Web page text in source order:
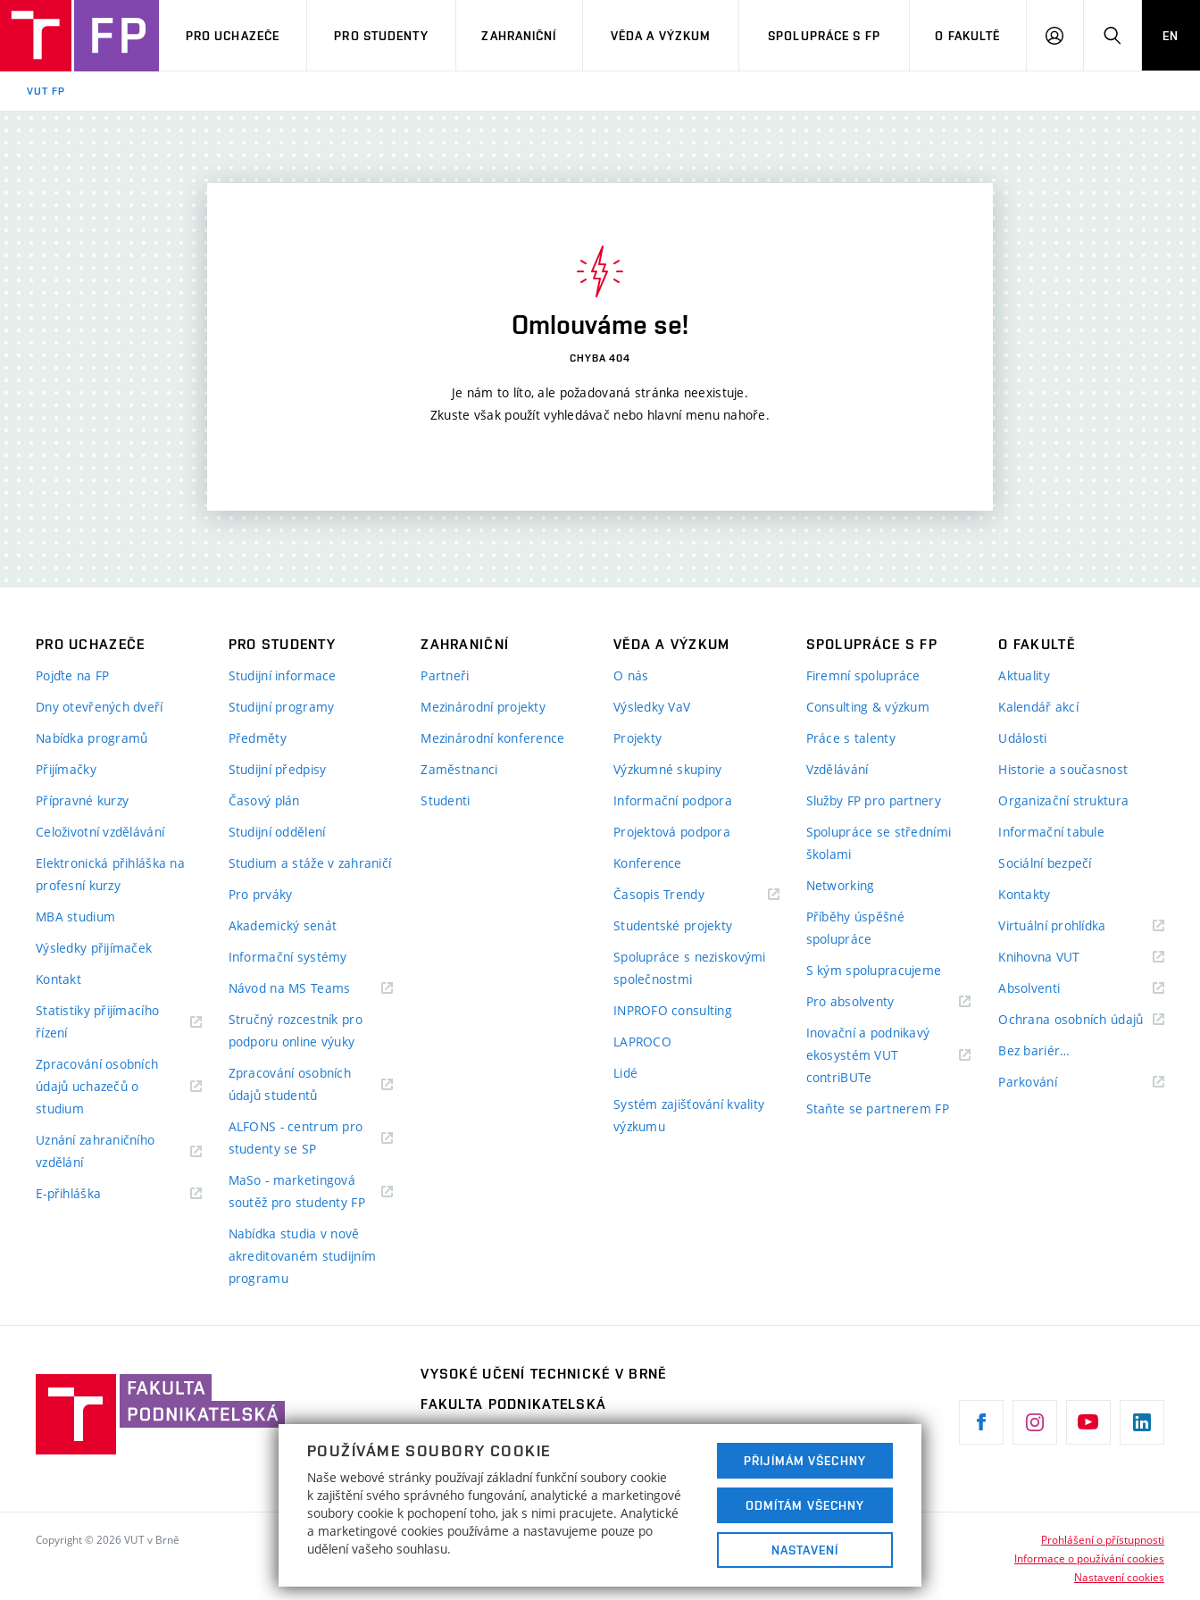
PRO UCHAZEČE PRO STUDENTY ZAHRANIČNÍ VĚDA A VÝZKUM SPOLUPRÁCE S FP O FAKULTĚ
PŘIHLÁSITHLEDAT
EN
VUT FP
Omlouváme se!
CHYBA 404
Je nám to líto, ale požadovaná stránka neexistuje.
Zkuste však použít vyhledávač nebo hlavní menu nahoře.
PRO UCHAZEČE
Pojďte na FP
Dny otevřených dveří
Nabídka programů
Přijímačky
Přípravné kurzy
Celoživotní vzdělávání
Elektronická přihláška na
profesní kurzy
MBA studium
Výsledky přijímaček
Kontakt
Statistiky přijímacího
řízení(externí
Zpracování osobních
údajů uchazečů o
studium(externí
Uznání zahraničního
vzdělání(externí
E-přihláška
PRO STUDENTY
Studijní informace
Studijní programy
Předměty
Studijní předpisy
Časový plán
Studijní oddělení
Studium a stáže v zahraničí
Pro prváky
Akademický senát
Informační systémy
Návod na MS Teams (externí
Stručný rozcestník pro
podporu online výuky
Zpracování osobních
údajů studentů(externí
ALFONS - centrum pro
studenty se SP(externí
MaSo - marketingová
soutěž pro studenty FP(externí
Nabídka studia v nově
akreditovaném studijním
programu
ZAHRANIČNÍ
Partneři
Mezinárodní projekty
Mezinárodní konference
Zaměstnanci
Studenti
VĚDA A VÝZKUM
O nás
Výsledky VaV
Projekty
Výzkumné skupiny
Informační podpora
Projektová podpora
Konference
Časopis Trendy(externí
Studentské projekty
Spolupráce s neziskovými
společnostmi
INPROFO consulting
LAPROCO
Lidé
Systém zajišťování kvality
výzkumu
SPOLUPRÁCE S FP
Firemní spolupráce
Consulting & výzkum
Práce s talenty
Vzdělávání
Služby FP pro partnery
Spolupráce se středními
školami
Networking
Příběhy úspěšné
spolupráce
S kým spolupracujeme
Pro absolventy(externí
Inovační a podnikavý
ekosystém VUT
contriBUTe
Staňte se partnerem FP
O FAKULTĚ
Aktuality
Kalendář akcí
Události
Historie a současnost
Organizační struktura
Informační tabule
Sociální bezpečí
Kontakty
Virtuální prohlídka
Knihovna VUT(externí
Absolventi(externí
Ochrana osobních údajů(externí
Bez bariér…
Parkování(externí
učení
technické
Brně,
Fakulta
podnikatelská
VYSOKÉ UČENÍ TECHNICKÉ V BRNĚ
FAKULTA PODNIKATELSKÁ
612 00 Brno
Copyright © 2026 VUT v Brně
Prohlášení o přístupnosti
Informace o používání cookies
Nastavení cookies
POUŽÍVÁME SOUBORY COOKIE
Naše webové stránky používají základní funkční soubory cookie
k zajištění svého správného fungování, analytické a marketingové
soubory cookie k pochopení toho, jak s nimi pracujete. Analytické
a marketingové cookies používáme a nastavujeme pouze po
udělení vašeho souhlasu.
PŘIJÍMÁM VŠECHNY
ODMÍTÁM VŠECHNY
NASTAVENÍ